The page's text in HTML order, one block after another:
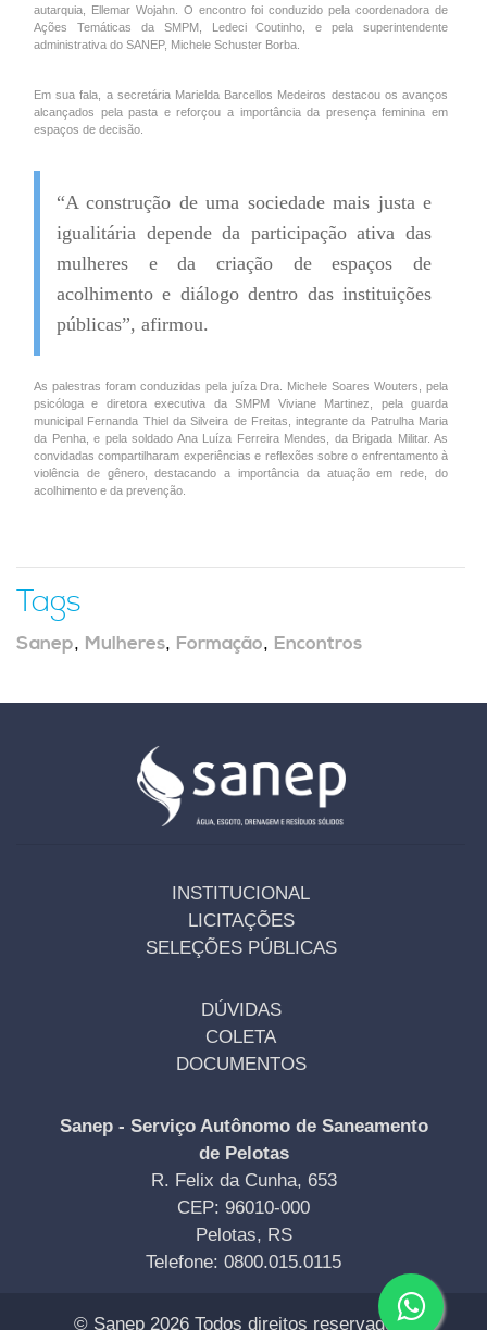
autarquia, Ellemar Wojahn. O encontro foi conduzido pela coordenadora de
Ações Temáticas da SMPM, Ledeci Coutinho, e pela superintendente
administrativa do SANEP, Michele Schuster Borba.
Em sua fala, a secretária Marielda Barcellos Medeiros destacou os avanços
alcançados pela pasta e reforçou a importância da presença feminina em
espaços de decisão.
“A construção de uma sociedade mais justa e
igualitária depende da participação ativa das
mulheres e da criação de espaços de
acolhimento e diálogo dentro das instituições
públicas”, afirmou.
As palestras foram conduzidas pela juíza Dra. Michele Soares Wouters, pela
psicóloga e diretora executiva da SMPM Viviane Martinez, pela guarda
municipal Fernanda Thiel da Silveira de Freitas, integrante da Patrulha Maria
da Penha, e pela soldado Ana Luíza Ferreira Mendes, da Brigada Militar. As
convidadas compartilharam experiências e reflexões sobre o enfrentamento à
violência de gênero, destacando a importância da atuação em rede, do
acolhimento e da prevenção.
Tags
Sanep, Mulheres, Formação, Encontros
INSTITUCIONAL
LICITAÇÕES
SELEÇÕES PÚBLICAS
DÚVIDAS
COLETA
DOCUMENTOS
Sanep - Serviço Autônomo de Saneamento
de Pelotas
R. Felix da Cunha, 653
CEP: 96010-000
Pelotas, RS
Telefone: 0800.015.0115
© Sanep 2026 Todos direitos reservados |